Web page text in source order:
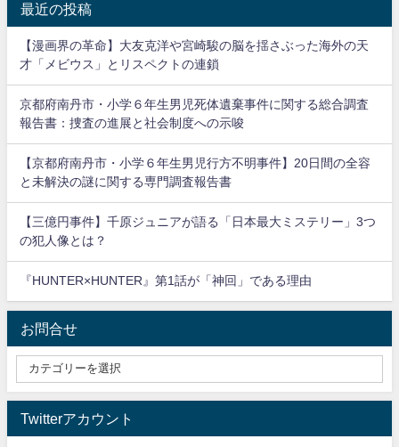
最近の投稿
【漫画界の革命】大友克洋や宮崎駿の脳を揺さぶった海外の天
才「メビウス」とリスペクトの連鎖
京都府南丹市・小学６年生男児死体遺棄事件に関する総合調査
報告書：捜査の進展と社会制度への示唆
【京都府南丹市・小学６年生男児行方不明事件】20日間の全容
と未解決の謎に関する専門調査報告書
【三億円事件】千原ジュニアが語る「日本最大ミステリー」3つ
の犯人像とは？
『HUNTER×HUNTER』第1話が「神回」である理由
お問合せ
Twitterアカウント